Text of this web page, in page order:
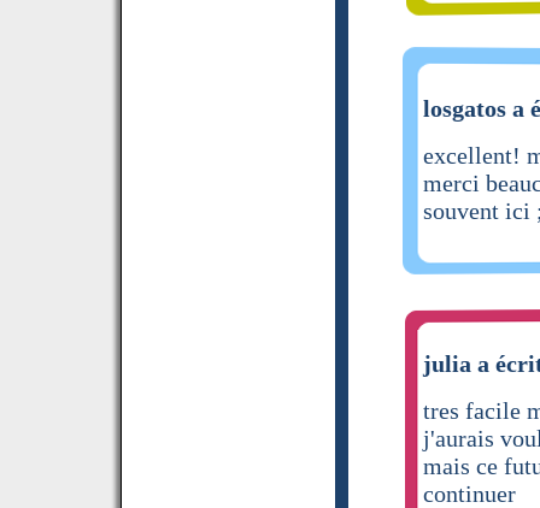
losgatos a
excellent!
merci
souvent ici
julia a
tres facile
j'aurais
mais ce
continuer